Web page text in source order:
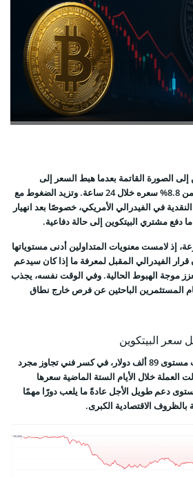
الصورة القاتمة بعدما هبط السعر إلى
83,801.90 دولار، خاسرًا أكثر من 8.8% سعره خلال 24 ساعة. وتزيد الضغوط مع
في الفيدرالي الأمريكي، خصوصًا بعد انهيار
دفع مشتري البيتكوين إلى حالة دفاعية.
إذ لامست معنويات المتداولين أدنى مستوياتها
قرار الفيدرالي المقبل لمعرفة ما إذا كان سيدعم
موجة الهبوط الحالية. وفي الوقت نفسه، يجذب
المستثمرين الباحثين عن فرص خارج نطاق
سعر البيتكوين
هبط سعر البيتكوين بقوة تحت مستوى 89 ألف دولار، في كسر فني تجاوز مجرد
العملة خلال الأيام الستة الماضية سعرها
يومًا، وهو مستوى دعم طويل الأجل عادةً ما يلعب دورًا مهمًا
الاقتصادية الكبرى.